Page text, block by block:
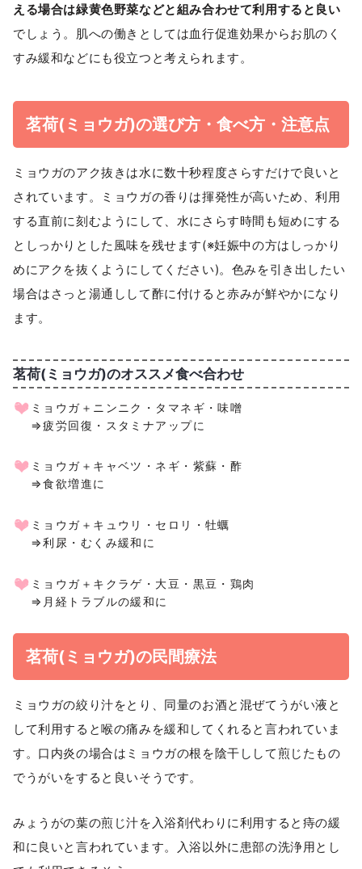
える場合は緑黄色野菜などと組み合わせて利用すると良い
でしょう。肌への働きとしては血行促進効果からお肌のく
すみ緩和などにも役立つと考えられます。
茗荷(ミョウガ)の選び方・食べ方・注意点
ミョウガのアク抜きは水に数十秒程度さらすだけで良いと
されています。ミョウガの香りは揮発性が高いため、利用
する直前に刻むようにして、水にさらす時間も短めにする
としっかりとした風味を残せます(※妊娠中の方はしっかり
めにアクを抜くようにしてください)。色みを引き出したい
場合はさっと湯通しして酢に付けると赤みが鮮やかになり
ます。
茗荷(ミョウガ)のオススメ食べ合わせ
ミョウガ＋ニンニク・タマネギ・味噌
⇒疲労回復・スタミナアップに
ミョウガ＋キャベツ・ネギ・紫蘇・酢
⇒食欲増進に
ミョウガ＋キュウリ・セロリ・牡蠣
⇒利尿・むくみ緩和に
ミョウガ＋キクラゲ・大豆・黒豆・鶏肉
⇒月経トラブルの緩和に
茗荷(ミョウガ)の民間療法
ミョウガの絞り汁をとり、同量のお酒と混ぜてうがい液と
して利用すると喉の痛みを緩和してくれると言われていま
す。口内炎の場合はミョウガの根を陰干しして煎じたもの
でうがいをすると良いそうです。
みょうがの葉の煎じ汁を入浴剤代わりに利用すると痔の緩
和に良いと言われています。入浴以外に患部の洗浄用とし